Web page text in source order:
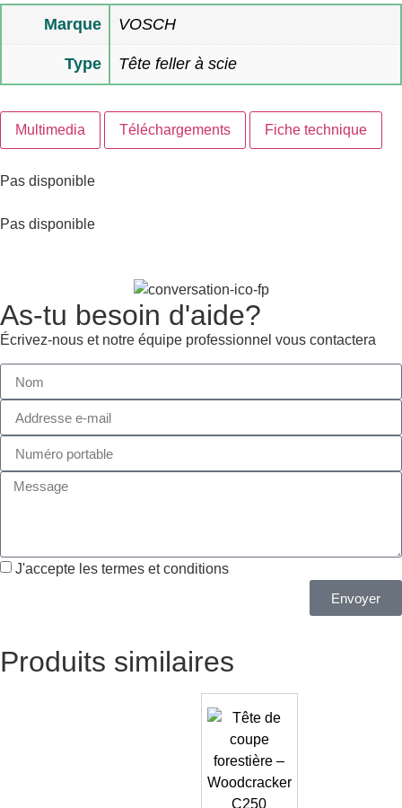
Marque VOSCH
Type Tête feller à scie
Multimedia Téléchargements Fiche technique
Pas disponible
Pas disponible
As-tu besoin d'aide?
Écrivez-nous et notre équipe professionnel vous contactera
J'accepte les termes et conditions
Envoyer
Produits similaires